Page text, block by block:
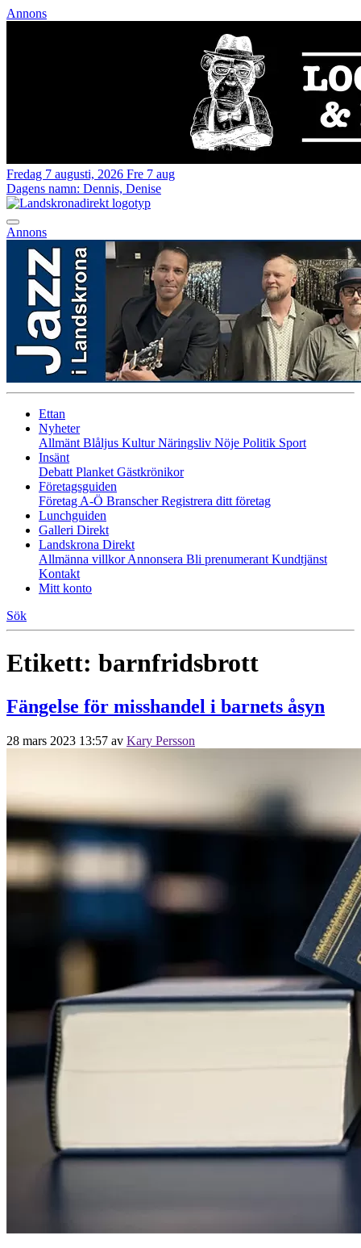
Annons
Fredag 7 augusti, 2026 Fre 7 aug
Dagens namn: Dennis, Denise
Annons
Ettan
Nyheter
Allmänt Blåljus KulturNäringsliv Nöje Politik Sport
Insänt
Debatt Planket Gästkrönikor
Företagsguiden
Företag A-Ö BranscherRegistrera ditt företag
Lunchguiden
Galleri Direkt
Landskrona Direkt
Allmänna villkorAnnonsera Bli prenumerant Kundtjänst
Kontakt
Mitt konto
Sök
Etikett: barnfridsbrott
Fängelse för misshandel i barnets åsyn
28 mars 2023 13:57 av Kary Persson